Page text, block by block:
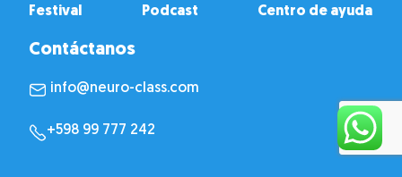
Festival Podcast Centro de ayuda
Contáctanos
info@neuro-class.com
+598 99 777 242